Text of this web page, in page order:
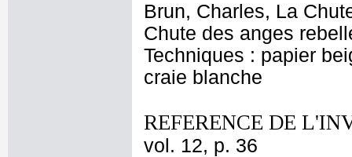
Brun, Charles, La
Chute des anges
Techniques : papier
craie blanche
REFERENCE DE
vol. 12, p. 36